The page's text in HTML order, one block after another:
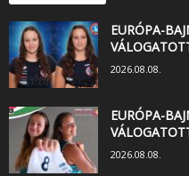
EURÓPA-
2026.08.08.
EURÓPA-
2026.08.08.